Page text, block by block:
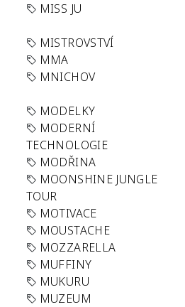
MISS JU
MISTROVSTVÍ
MMA
MNICHOV
MODELKY
MODERNÍ
TECHNOLOGIE
MODŘINA
MOONSHINE JUNGLE
TOUR
MOTIVACE
MOUSTACHE
MOZZARELLA
MUFFINY
MUKURU
MUZEUM